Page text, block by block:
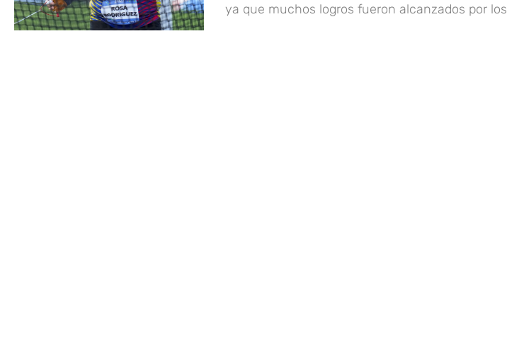
ya que muchos logros fueron alcanzados por los